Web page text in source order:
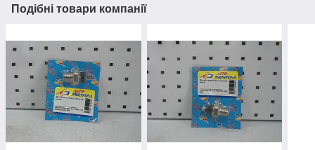
Подібні товари компанії